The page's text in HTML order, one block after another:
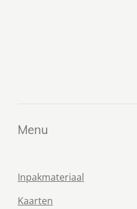
Menu
Inpakmateriaal
Kaarten